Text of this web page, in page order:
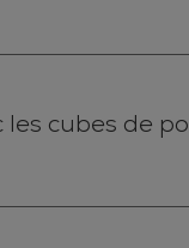
cubes de